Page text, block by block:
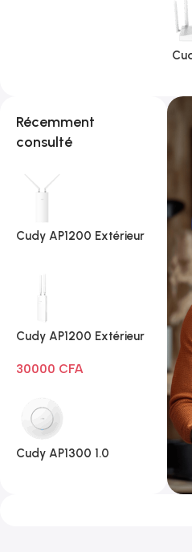
Récemment
consulté
Cudy AP1200 Extérieur
Cudy AP1200 Extérieur
30000 CFA
Cudy AP1300 1.0